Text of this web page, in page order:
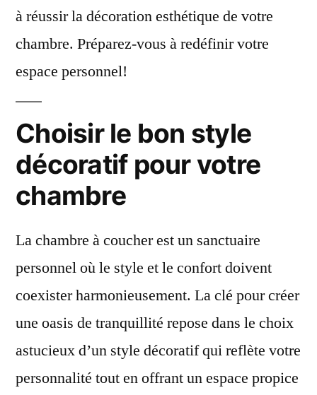
à réussir la décoration esthétique de votre
chambre. Préparez-vous à redéfinir votre
espace personnel!
Choisir le bon style
décoratif pour votre
chambre
La chambre à coucher est un sanctuaire
personnel où le style et le confort doivent
coexister harmonieusement. La clé pour créer
une oasis de tranquillité repose dans le choix
astucieux d’un style décoratif qui reflète votre
personnalité tout en offrant un espace propice